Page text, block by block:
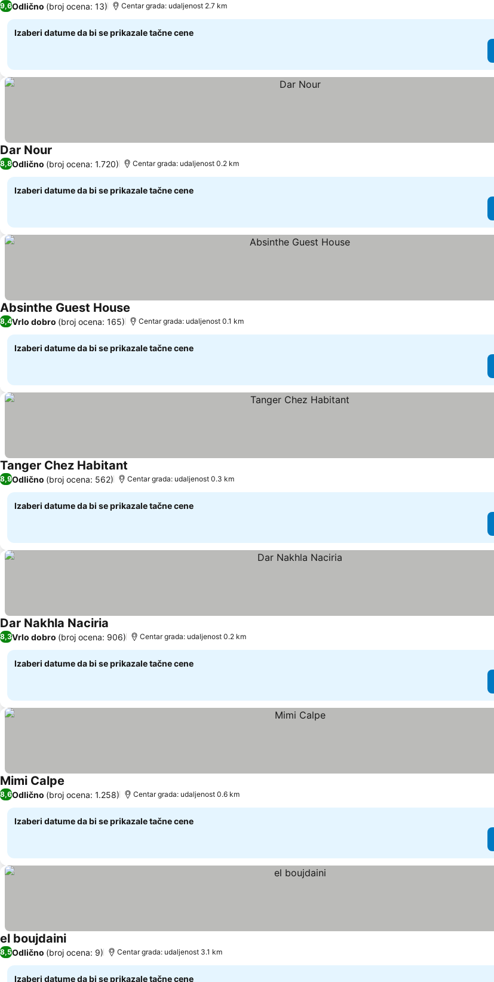
9,6Odlično (broj ocena: 13) Centar grada: udaljenost 2.7 km
Izaberi datume da bi se prikazale tačne cene
Dar Nour
8,8Odlično (broj ocena: 1.720) Centar grada: udaljenost 0.2 km
Izaberi datume da bi se prikazale tačne cene
Absinthe Guest House
8,4Vrlo dobro (broj ocena: 165) Centar grada: udaljenost 0.1 km
Izaberi datume da bi se prikazale tačne cene
Tanger Chez Habitant
8,9Odlično (broj ocena: 562) Centar grada: udaljenost 0.3 km
Izaberi datume da bi se prikazale tačne cene
Dar Nakhla Naciria
8,3Vrlo dobro (broj ocena: 906) Centar grada: udaljenost 0.2 km
Izaberi datume da bi se prikazale tačne cene
Mimi Calpe
8,6Odlično (broj ocena: 1.258) Centar grada: udaljenost 0.6 km
Izaberi datume da bi se prikazale tačne cene
el boujdaini
8,5Odlično (broj ocena: 9) Centar grada: udaljenost 3.1 km
Izaberi datume da bi se prikazale tačne cene